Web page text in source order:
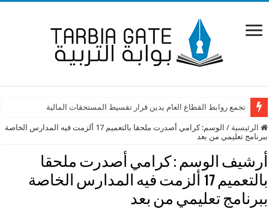
تجمع روابط القطاع العام يدين قرار تقسيط المستحقات المالية
الرئيسية / الوسم:
كرامي أصدرت ملحقا بالتعميم 17 ألزمت فيه المدارس الخاصة
ببرنامج تعليمي من بعد
أرشيف الوسم : كرامي أصدرت ملحقا
بالتعميم 17 ألزمت فيه المدارس الخاصة
ببرنامج تعليمي من بعد